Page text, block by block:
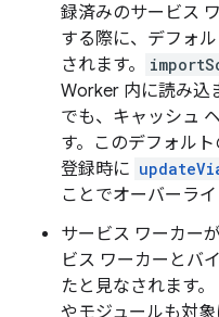
録済みのサービス
する際に、デフォ
されます。
Worker 内に読み込
でも、キャッシュ
す。このデフォル
登録時に
ことでオーバーライ
サービス ワーカー
ビス ワーカーとバ
たと見なされます